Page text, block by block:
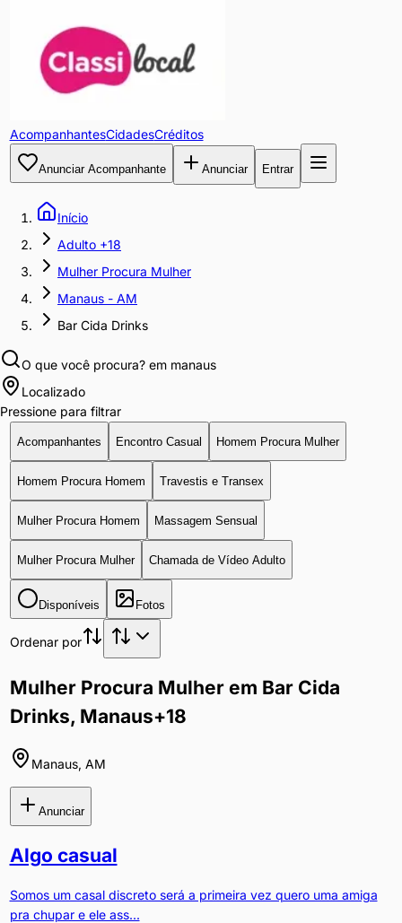
AcompanhantesCidadesCréditos
Anunciar Acompanhante Anunciar Entrar
Início
Adulto +18
Mulher Procura Mulher
Manaus - AM
Bar Cida Drinks
O que você procura? em manaus
Localizado
Pressione para filtrar
Acompanhantes Encontro Casual Homem Procura Mulher
Homem Procura Homem Travestis e Transex
Mulher Procura Homem Massagem Sensual
Mulher Procura Mulher Chamada de Vídeo Adulto
Disponíveis Fotos
Ordenar por
Mulher Procura Mulher em Bar Cida
Drinks, Manaus+18
Manaus, AM
Anunciar
Algo casual
Somos um casal discreto será a primeira vez quero uma amiga
pra chupar e ele ass...